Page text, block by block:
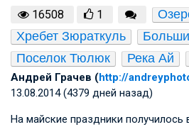
16508 1
Хребет Зюраткуль
Поселок Тюлюк
Река Ай
Андрей Грачев (http://
13.08.2014 (4379 дней назад)
На майские праздники